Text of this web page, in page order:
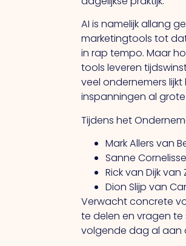
AI is namelijk allang
marketingtools tot
in rap tempo. Maar
tools leveren
veel ondernemers lijkt
inspanningen al
Tijdens het
Mark Allers van
Sanne
Rick van Dijk van
Dion Slijp van
Verwacht concrete
te delen en vragen te
volgende dag al aan